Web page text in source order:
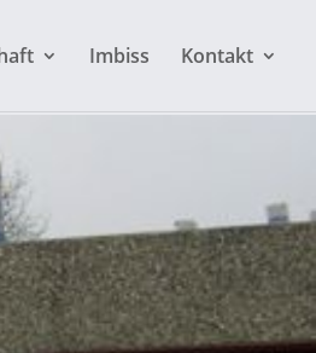
Imbiss Kontakt